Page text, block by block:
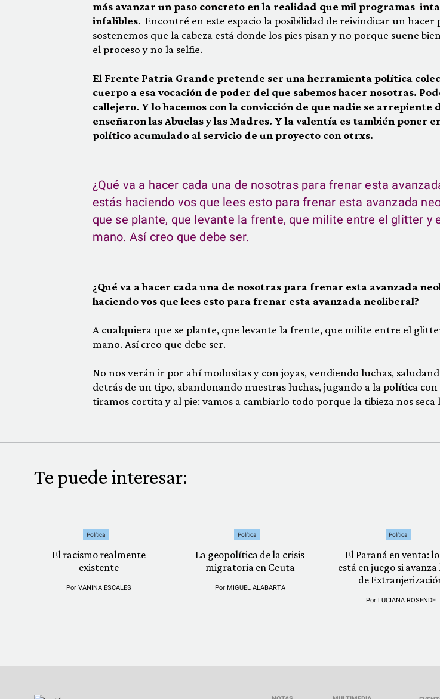
más avanzar un paso concreto en la realidad que mil programas
infalibles. Encontré en este espacio la posibilidad de reivindicar un hacer
sostenemos que la cabeza está donde los pies pisan y no porque suene
el proceso y no la selfie.
El Frente Patria Grande pretende ser una herramienta política
cuerpo a esa vocación de poder del que sabemos hacer nosotras.
callejero. Y lo hacemos con la convicción de que nadie se arrepiente
enseñaron las Abuelas y las Madres. Y la valentía es también poner
político acumulado al servicio de un proyecto con otrxs.
¿Qué va a hacer cada una de nosotras para frenar esta
estás haciendo vos que lees esto para frenar esta avanzada
que se plante, que levante la frente, que milite entre el glitter y
mano. Así creo que debe ser.
¿Qué va a hacer cada una de nosotras para frenar esta avanzada
haciendo vos que lees esto para frenar esta avanzada neoliberal?
A cualquiera que se plante, que levante la frente, que milite entre el
mano. Así creo que debe ser.
No nos verán ir por ahí modositas y con joyas, vendiendo luchas,
detrás de un tipo, abandonando nuestras luchas, jugando a la política
tiramos cortita y al pie: vamos a cambiarlo todo porque la tibieza nos seca
Te puede interesar:
Política
El racismo realmente
existente
PorVANINA ESCALES
Política
La geopolítica de la crisis
migratoria en Ceuta
Por MIGUEL ALABARTA
Política
El Paraná en venta:
está en juego si avanza
de
Por LUCIANA ROSENDE